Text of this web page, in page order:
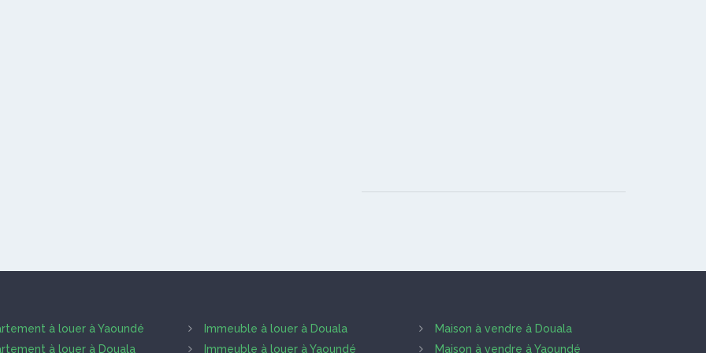
à louer à Yaoundé
à louer à Douala
Immeuble à louer à Douala
Immeuble à louer à Yaoundé
Maison à vendre à Douala
Maison à vendre à Yaoundé